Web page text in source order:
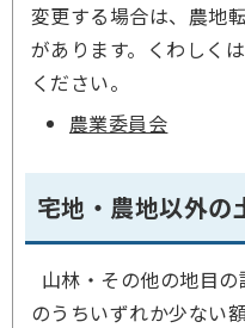
変更する場合は、農地
があります。くわしく
ください。
農業委員会
宅地・農地以外の
山林・その他の地目
のうちいずれか少ない